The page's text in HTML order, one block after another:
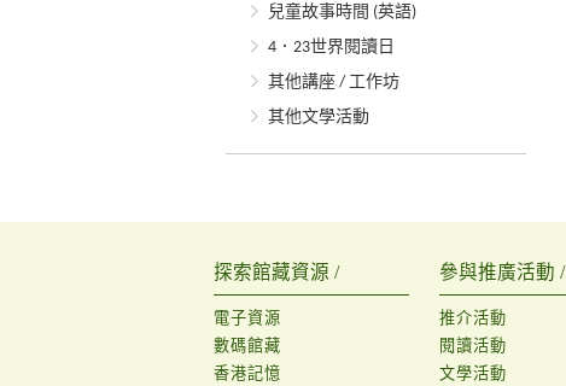
兒童故事時間 (英語)
4．23世界閱讀日
其他講座 / 工作坊
其他文學活動
探索館藏資源 /
電子資源
數碼館藏
香港記憶
參與推廣活動 /
推介活動
閱讀活動
文學活動